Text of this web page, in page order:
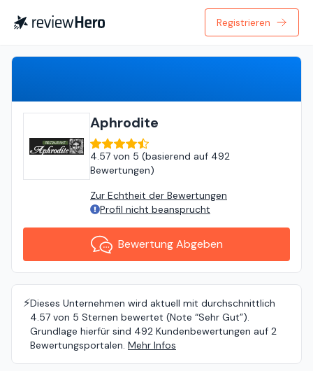
Registrieren
Aphrodite
4.57 von 5 (basierend auf 492
Bewertungen)
Zur Echtheit der Bewertungen
Profil nicht beansprucht
Bewertung Abgeben
⚡️Dieses Unternehmen wird aktuell mit durchschnittlich
4.57 von 5 Sternen bewertet (Note “Sehr Gut”).
Grundlage hierfür sind 492 Kundenbewertungen auf 2
Bewertungsportalen. Mehr Infos